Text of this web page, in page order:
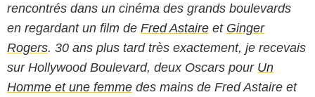
rencontrés dans un cinéma des grands boulevards
en regardant un film de Fred Astaire et Ginger
Rogers. 30 ans plus tard très exactement, je recevais
sur Hollywood Boulevard, deux Oscars pour Un
Homme et une femme des mains de Fred Astaire et